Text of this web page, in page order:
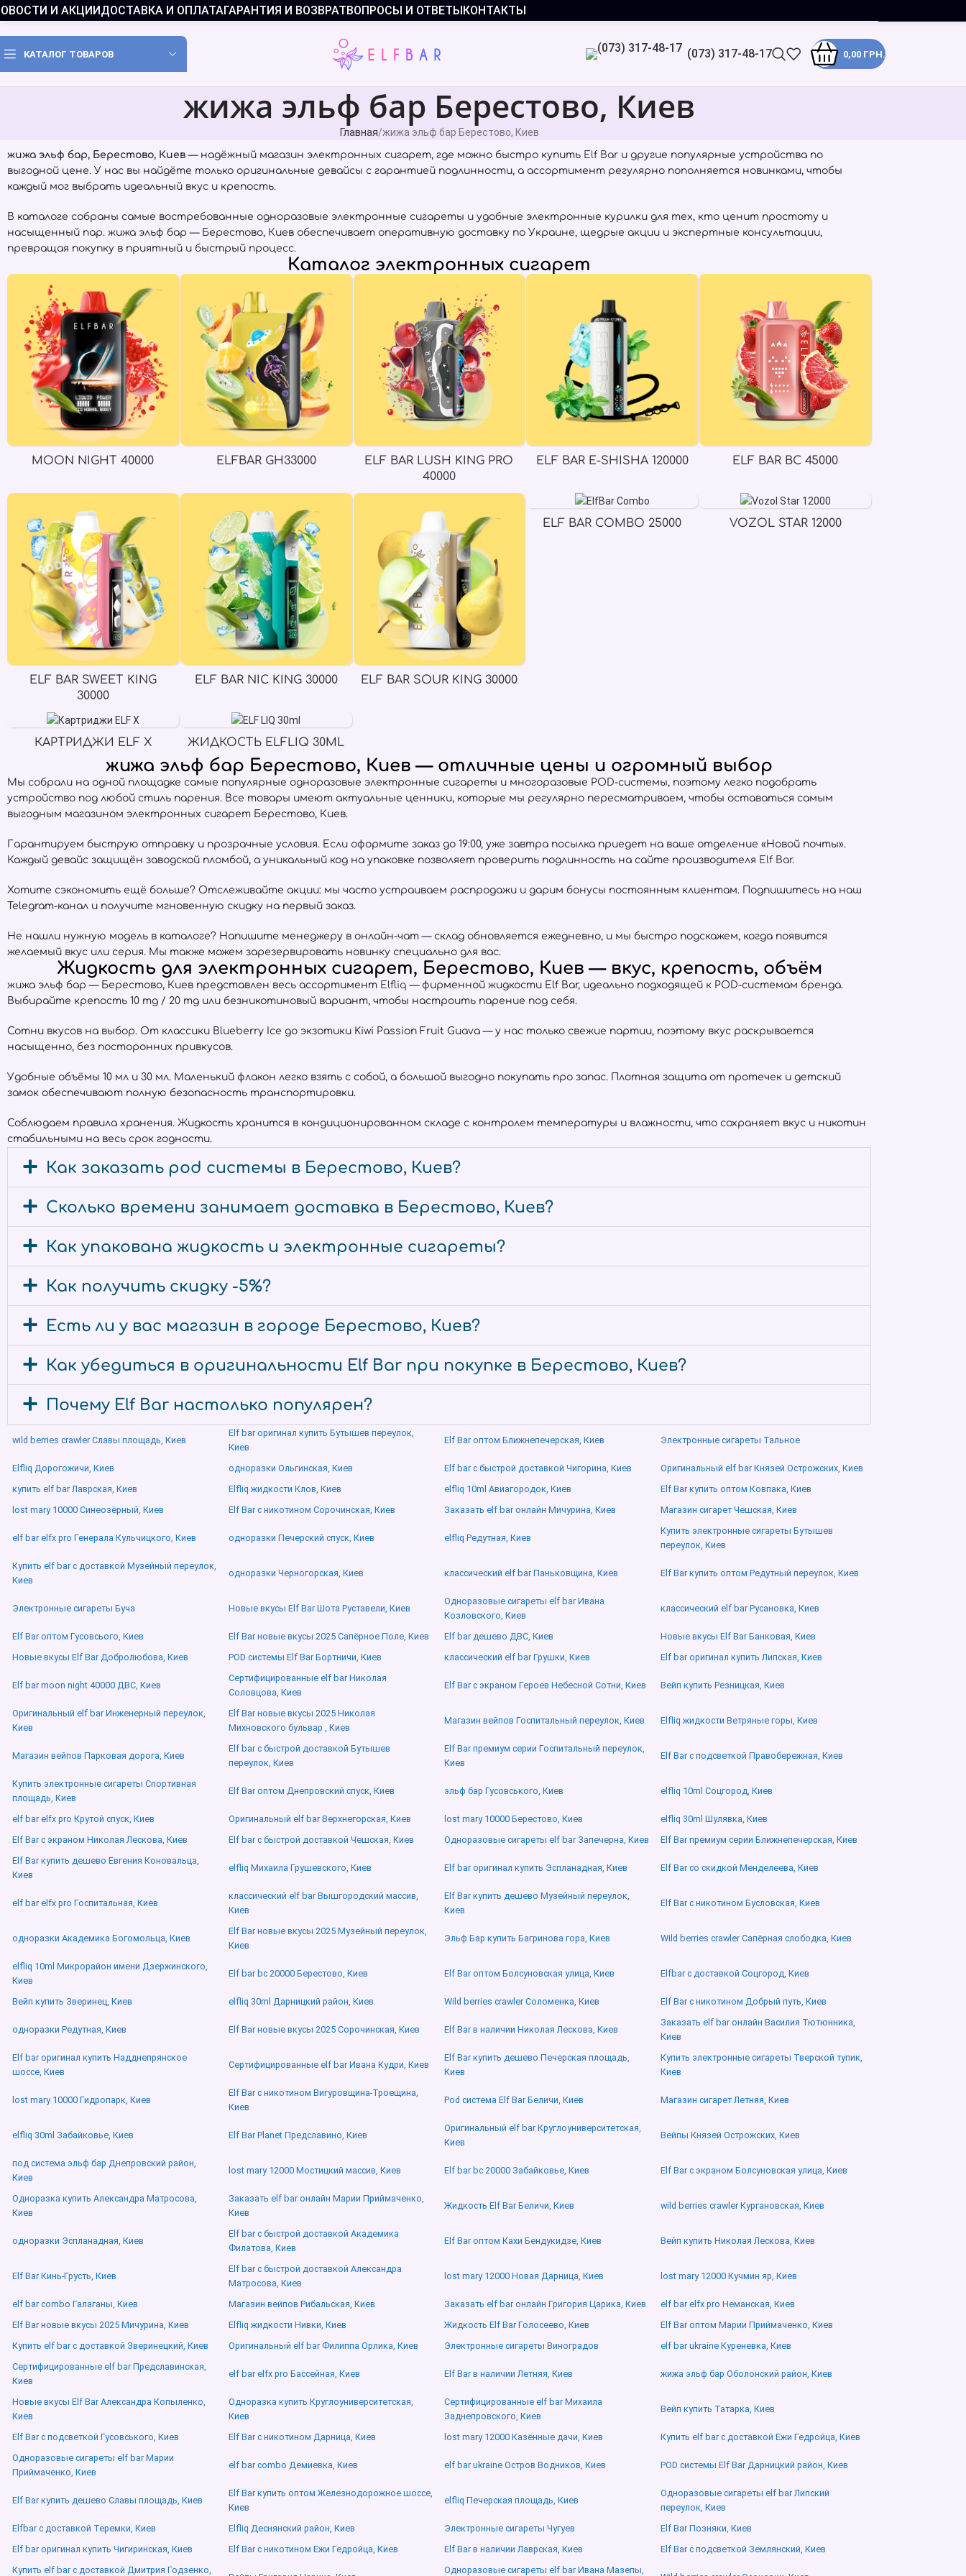
И АКЦИИДОСТАВКА И ОПЛАТАГАРАНТИЯ И ВОЗВРАТВОПРОСЫ И ОТВЕТЫКОНТАКТЫ
КАТАЛОГ ТОВАРОВ (073) 317-48-17 0,00 ГРН.
жижа эльф бар Берестово, Киев
Главная жижа эльф бар Берестово, Киев
жижа эльф бар, Берестово, Киев — надёжный магазин электронных сигарет, где можно быстро купить Elf Bar и другие популярные устройства по
выгодной цене. У нас вы найдёте только оригинальные девайсы с гарантией подлинности, а ассортимент регулярно пополняется новинками, чтобы
каждый мог выбрать идеальный вкус и крепость.
В каталоге собраны самые востребованные одноразовые электронные сигареты и удобные электронные курилки для тех, кто ценит простоту и
насыщенный пар. жижа эльф бар — Берестово, Киев обеспечивает оперативную доставку по Украине, щедрые акции и экспертные консультации,
превращая покупку в приятный и быстрый процесс.
Каталог электронных сигарет
MOON NIGHT 40000 ELFBAR GH33000
ELF BAR LUSH KING PRO
40000
ELF BAR E-SHISHA 120000 ELF BAR BC 45000
ELF BAR SWEET KING
30000
ELF BAR NIC KING 30000 ELF BAR SOUR KING 30000
ELF BAR COMBO 25000 VOZOL STAR 12000
КАРТРИДЖИ ELF X ЖИДКОСТЬ ELFLIQ 30ML
жижа эльф бар Берестово, Киев — отличные цены и огромный выбор
Мы собрали на одной площадке самые популярные одноразовые электронные сигареты и многоразовые POD-системы, поэтому легко подобрать
устройство под любой стиль парения. Все товары имеют актуальные ценники, которые мы регулярно пересматриваем, чтобы оставаться самым
выгодным магазином электронных сигарет Берестово, Киев.
Гарантируем быструю отправку и прозрачные условия. Если оформите заказ до 19:00, уже завтра посылка приедет на ваше отделение «Новой почты».
Каждый девайс защищён заводской пломбой, а уникальный код на упаковке позволяет проверить подлинность на сайте производителя Elf Bar.
Хотите сэкономить ещё больше? Отслеживайте акции: мы часто устраиваем распродажи и дарим бонусы постоянным клиентам. Подпишитесь на наш
Telegram-канал и получите мгновенную скидку на первый заказ.
Не нашли нужную модель в каталоге? Напишите менеджеру в онлайн-чат — склад обновляется ежедневно, и мы быстро подскажем, когда появится
желаемый вкус или серия. Мы также можем зарезервировать новинку специально для вас.
Жидкость для электронных сигарет, Берестово, Киев — вкус, крепость, объём
жижа эльф бар — Берестово, Киев представлен весь ассортимент Elfliq — фирменной жидкости Elf Bar, идеально подходящей к POD-системам бренда.
Выбирайте крепость 10 mg / 20 mg или безникотиновый вариант, чтобы настроить парение под себя.
Сотни вкусов на выбор. От классики Blueberry Ice до экзотики Kiwi Passion Fruit Guava — у нас только свежие партии, поэтому вкус раскрывается
насыщенно, без посторонних привкусов.
Удобные объёмы 10 мл и 30 мл. Маленький флакон легко взять с собой, а большой выгодно покупать про запас. Плотная защита от протечек и детский
замок обеспечивают полную безопасность транспортировки.
Соблюдаем правила хранения. Жидкость хранится в кондиционированном складе с контролем температуры и влажности, что сохраняет вкус и никотин
стабильными на весь срок годности.
Как заказать pod системы в Берестово, Киев?
Сколько времени занимает доставка в Берестово, Киев?
Как упакована жидкость и электронные сигареты?
Как получить скидку -5%?
Есть ли у вас магазин в городе Берестово, Киев?
Как убедиться в оригинальности Elf Bar при покупке в Берестово, Киев?
Почему Elf Bar настолько популярен?
wild berries crawler Славы площадь, Киев
Elf bar оригинал купить Бутышев переулок,
Киев
Elf Bar оптом Ближнепечерская, Киев Электронные сигареты Тальное
Elfliq Дорогожичи, Киев одноразки Ольгинская, Киев Elf bar с быстрой доставкой Чигорина, Киев
Оригинальный elf bar Князей Острожских, Киев
купить elf bar Лаврская, Киев
Elfliq жидкости Клов, Киев elfliq 10ml Авиагородок, Киев
Elf Bar купить оптом Ковпака, Киев
lost mary 10000 Синеозёрный, Киев
Elf Bar с никотином Сорочинская, Киев Заказать elf bar онлайн Мичурина, Киев Магазин сигарет Чешская, Киев
elf bar elfx pro Генерала Кульчицкого, Киев одноразки Печерский спуск, Киев elfliq Редутная, Киев
Купить электронные сигареты Бутышев
переулок, Киев
Купить elf bar с доставкой Музейный переулок,
Киев
одноразки Черногорская, Киев классический elf bar Паньковщина, Киев Elf Bar купить оптом Редутный переулок, Киев
Электронные сигареты Буча Новые вкусы Elf Bar Шота Руставели, Киев
Одноразовые сигареты elf bar Ивана
Козловского, Киев
классический elf bar Русановка, Киев
Elf Bar оптом Гусовсього, Киев Elf Bar новые вкусы 2025 Сапёрное Поле, Киев Elf bar дешево ДВС, Киев
Новые вкусы Elf Bar Банковая, Киев
Новые вкусы Elf Bar Добролюбова, Киев
POD системы Elf Bar Бортничи, Киев классический elf bar Грушки, Киев Elf bar оригинал купить Липская, Киев
Elf bar moon night 40000 ДВС, Киев
Сертифицированные elf bar Николая
Соловцова, Киев
Elf Bar с экраном Героев Небесной Сотни, Киев Вейп купить Резницкая, Киев
Оригинальный elf bar Инженерный переулок,
Киев
Elf Bar новые вкусы 2025 Николая
Михновского бульвар , Киев
Магазин вейпов Госпитальный переулок, Киев Elfliq жидкости Ветряные горы, Киев
Магазин вейпов Парковая дорога, Киев
Elf bar с быстрой доставкой Бутышев
переулок, Киев
Elf Bar премиум серии Госпитальный переулок,
Киев
Elf Bar с подсветкой Правобережная, Киев
Купить электронные сигареты Спортивная
площадь, Киев
Elf Bar оптом Днепровский спуск, Киев эльф бар Гусовського, Киев elfliq 10ml Соцгород, Киев
elf bar elfx pro Крутой спуск, Киев Оригинальный elf bar Верхнегорская, Киев lost mary 10000 Берестово, Киев
elfliq 30ml Шулявка, Киев
Elf Bar с экраном Николая Лескова, Киев
Elf bar с быстрой доставкой Чешская, Киев Одноразовые сигареты elf bar Запечерна, Киев
Elf Bar премиум серии Ближнепечерская, Киев
Elf Bar купить дешево Евгения Коновальца,
Киев
elfliq Михаила Грушевского, Киев Elf bar оригинал купить Эспланадная, Киев Elf Bar со скидкой Менделеева, Киев
elf bar elfx pro Госпитальная, Киев
классический elf bar Вышгородский массив,
Киев
Elf Bar купить дешево Музейный переулок,
Киев
Elf Bar с никотином Бусловская, Киев
одноразки Академика Богомольца, Киев
Elf Bar новые вкусы 2025 Музейный переулок,
Киев
Эльф Бар купить Багринова гора, Киев Wild berries crawler Сапёрная слободка, Киев
elfliq 10ml Микрорайон имени Дзержинского,
Киев
Elf bar bc 20000 Берестово, Киев Elf Bar оптом Болсуновская улица, Киев Elfbar с доставкой Соцгород, Киев
Вейп купить Зверинец, Киев elfliq 30ml Дарницкий район, Киев Wild berries crawler Соломенка, Киев Elf Bar с никотином Добрый путь, Киев
одноразки Редутная, Киев Elf Bar новые вкусы 2025 Сорочинская, Киев Elf Bar в наличии Николая Лескова, Киев
Заказать elf bar онлайн Василия Тютюнника,
Киев
Elf bar оригинал купить Надднепрянское
шоссе, Киев
Сертифицированные elf bar Ивана Кудри, Киев
Elf Bar купить дешево Печерская площадь,
Киев
Купить электронные сигареты Тверской тупик,
Киев
lost mary 10000 Гидропарк, Киев
Elf Bar с никотином Вигуровщина-Троещина,
Киев
Pod система Elf Bar Беличи, Киев Магазин сигарет Летняя, Киев
elfliq 30ml Забайковье, Киев Elf Bar Planet Предславино, Киев
Оригинальный elf bar Круглоуниверситетская,
Киев
Вейпы Князей Острожских, Киев
под система эльф бар Днепровский район,
Киев
lost mary 12000 Мостицкий массив, Киев Elf bar bc 20000 Забайковье, Киев Elf Bar с экраном Болсуновская улица, Киев
Одноразка купить Александра Матросова,
Киев
Заказать elf bar онлайн Марии Приймаченко,
Киев
Жидкость Elf Bar Беличи, Киев wild berries crawler Кургановская, Киев
одноразки Эспланадная, Киев
Elf bar с быстрой доставкой Академика
Филатова, Киев
Elf Bar оптом Кахи Бендукидзе, Киев Вейп купить Николая Лескова, Киев
Elf Bar Кинь-Грусть, Киев
Elf bar с быстрой доставкой Александра
Матросова, Киев
lost mary 12000 Новая Дарница, Киев lost mary 12000 Кучмин яр, Киев
elf bar combo Галаганы, Киев Магазин вейпов Рибальская, Киев Заказать elf bar онлайн Григория Царика, Киев
elf bar elfx pro Неманская, Киев
Elf Bar новые вкусы 2025 Мичурина, Киев
Elfliq жидкости Нивки, Киев Жидкость Elf Bar Голосеево, Киев
Elf Bar оптом Марии Приймаченко, Киев
Купить elf bar с доставкой Зверинецкий, Киев
Оригинальный elf bar Филиппа Орлика, Киев Электронные сигареты Виноградов
elf bar ukraine Куреневка, Киев
Сертифицированные elf bar Предславинская,
Киев
elf bar elfx pro Бассейная, Киев Elf Bar в наличии Летняя, Киев жижа эльф бар Оболонский район, Киев
Новые вкусы Elf Bar Александра Копыленко,
Киев
Одноразка купить Круглоуниверситетская,
Киев
Сертифицированные elf bar Михаила
Заднепровского, Киев
Вейп купить Татарка, Киев
Elf Bar с подсветкой Гусовського, Киев Elf Bar с никотином Дарница, Киев lost mary 12000 Казённые дачи, Киев
Купить elf bar с доставкой Ежи Гедройца, Киев
Одноразовые сигареты elf bar Марии
Приймаченко, Киев
elf bar combo Демиевка, Киев elf bar ukraine Остров Водников, Киев POD системы Elf Bar Дарницкий район, Киев
Elf Bar купить дешево Славы площадь, Киев
Elf Bar купить оптом Железнодорожное шоссе,
Киев
elfliq Печерская площадь, Киев
Одноразовые сигареты elf bar Липский
переулок, Киев
Elfbar с доставкой Теремки, Киев
Elfliq Деснянский район, Киев Электронные сигареты Чугуев
Elf Bar Позняки, Киев
Elf bar оригинал купить Чигиринская, Киев
Elf Bar с никотином Ежи Гедройца, Киев Elf Bar в наличии Лаврская, Киев
Elf Bar с подсветкой Землянский, Киев
Купить elf bar с доставкой Дмитрия Годзенко,
Одноразовые сигареты elf bar Ивана Мазепы,